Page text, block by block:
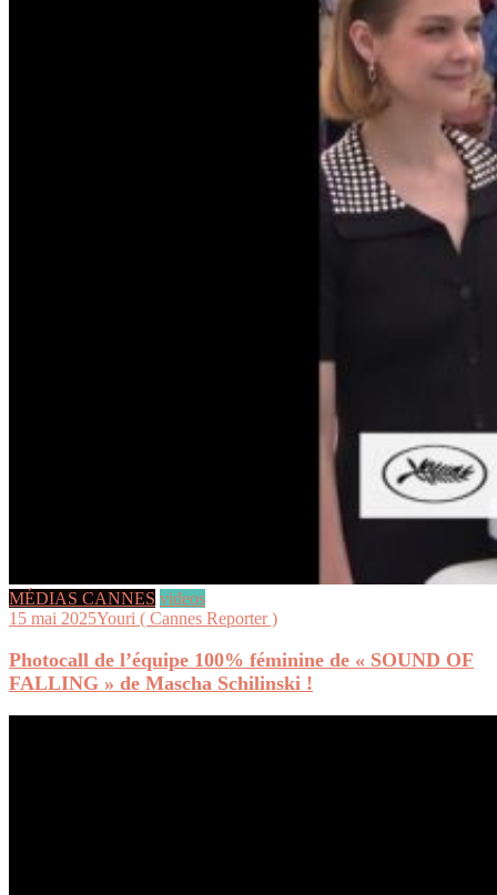
MÉDIAS CANNES videos
15 mai 2025Youri ( Cannes Reporter )
Photocall de l’équipe 100% féminine de « SOUND OF
FALLING » de Mascha Schilinski !